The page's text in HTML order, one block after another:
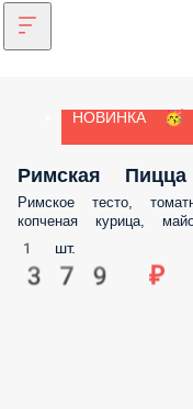
НОВИНКА 🥳
Римская
Римское тесто,
копченая курица,
1 шт.
379 ₽